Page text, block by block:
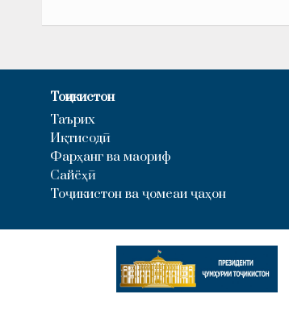
Тоҷикистон
Таърих
Иқтисодӣ
Фарҳанг ва маориф
Сайёҳӣ
Тоҷикистон ва ҷомеаи ҷаҳон